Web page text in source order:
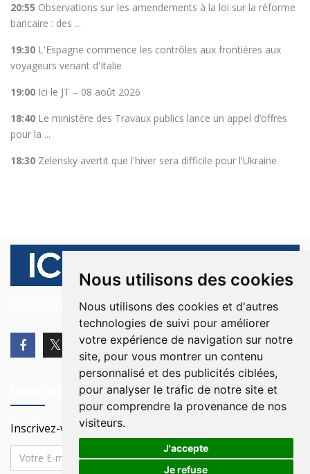
Nous utilisons des cookies
Nous utilisons des cookies et d'autres
technologies de suivi pour améliorer
votre expérience de navigation sur notre
site, pour vous montrer un contenu
personnalisé et des publicités ciblées,
pour analyser le trafic de notre site et
pour comprendre la provenance de nos
visiteurs.
J'accepte
Je refuse
20:55 Observations sur les amendements à la loi sur la réforme
bancaire : des ...
19:30 L'Espagne commence les contrôles aux frontières aux
voyageurs venant d'Italie
19:00 Ici le JT – 08 août 2026
18:40 Le ministère des Travaux publics lance un appel d’offres
pour la ...
18:30 Zelensky avertit que l'hiver sera difficile pour l'Ukraine
© 2026 Ici Beyrouth. Tous les droits sont réservés.
Inscrivez-vous à notre Newsletter